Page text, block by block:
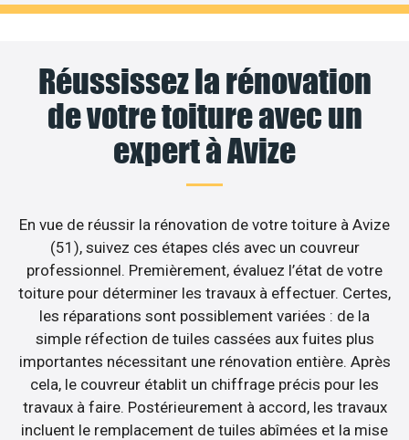
Réussissez la rénovation
de votre toiture avec un
expert à Avize
En vue de réussir la rénovation de votre toiture à Avize
(51), suivez ces étapes clés avec un couvreur
professionnel. Premièrement, évaluez l’état de votre
toiture pour déterminer les travaux à effectuer. Certes,
les réparations sont possiblement variées : de la
simple réfection de tuiles cassées aux fuites plus
importantes nécessitant une rénovation entière. Après
cela, le couvreur établit un chiffrage précis pour les
travaux à faire. Postérieurement à accord, les travaux
incluent le remplacement de tuiles abîmées et la mise